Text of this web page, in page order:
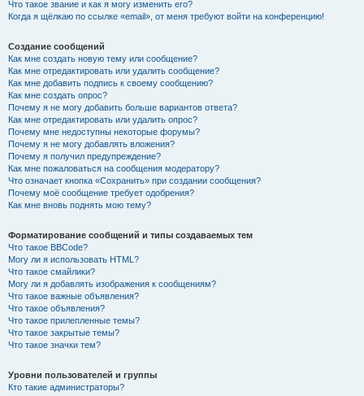
Что такое звание и как я могу изменить его?
Когда я щёлкаю по ссылке «email», от меня требуют войти на конференцию!
Создание сообщений
Как мне создать новую тему или сообщение?
Как мне отредактировать или удалить сообщение?
Как мне добавить подпись к своему сообщению?
Как мне создать опрос?
Почему я не могу добавить больше вариантов ответа?
Как мне отредактировать или удалить опрос?
Почему мне недоступны некоторые форумы?
Почему я не могу добавлять вложения?
Почему я получил предупреждение?
Как мне пожаловаться на сообщения модератору?
Что означает кнопка «Сохранить» при создании сообщения?
Почему моё сообщение требует одобрения?
Как мне вновь поднять мою тему?
Форматирование сообщений и типы создаваемых тем
Что такое BBCode?
Могу ли я использовать HTML?
Что такое смайлики?
Могу ли я добавлять изображения к сообщениям?
Что такое важные объявления?
Что такое объявления?
Что такое прилепленные темы?
Что такое закрытые темы?
Что такое значки тем?
Уровни пользователей и группы
Кто такие администраторы?